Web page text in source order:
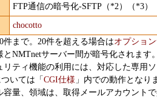
FTP通信の暗号化-SFTP（*2）（*3）
chocotto
件まで。20件を超える場合はオプショ
とNMTnetサーバー間が暗号化されます
リティ機能の利用には、対応した専用
いては「 CGI仕様 」内での動作となり
容量、領域は、取得メールアカウント